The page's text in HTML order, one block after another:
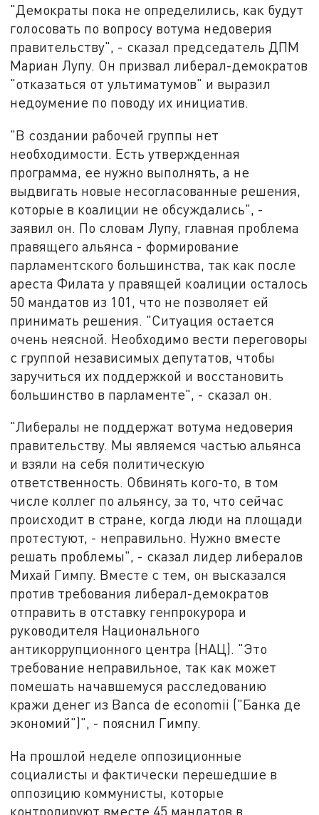
"Демократы пока не определились, как будут
голосовать по вопросу вотума недоверия
правительству", - сказал председатель ДПМ
Мариан Лупу. Он призвал либерал-демократов
"отказаться от ультиматумов" и выразил
недоумение по поводу их инициатив.
"В создании рабочей группы нет
необходимости. Есть утвержденная
программа, ее нужно выполнять, а не
выдвигать новые несогласованные решения,
которые в коалиции не обсуждались", -
заявил он. По словам Лупу, главная проблема
правящего альянса - формирование
парламентского большинства, так как после
ареста Филата у правящей коалиции осталось
50 мандатов из 101, что не позволяет ей
принимать решения. "Ситуация остается
очень неясной. Необходимо вести переговоры
с группой независимых депутатов, чтобы
заручиться их поддержкой и восстановить
большинство в парламенте", - сказал он.
"Либералы не поддержат вотума недоверия
правительству. Мы являемся частью альянса
и взяли на себя политическую
ответственность. Обвинять кого-то, в том
числе коллег по альянсу, за то, что сейчас
происходит в стране, когда люди на площади
протестуют, - неправильно. Нужно вместе
решать проблемы", - сказал лидер либералов
Михай Гимпу. Вместе с тем, он высказался
против требования либерал-демократов
отправить в отставку генпрокурора и
руководителя Национального
антикоррупционного центра (НАЦ). "Это
требование неправильное, так как может
помешать начавшемуся расследованию
кражи денег из Banca de economii ("Банка де
экономий")", - пояснил Гимпу.
На прошлой неделе оппозиционные
социалисты и фактически перешедшие в
оппозицию коммунисты, которые
контролируют вместе 45 мандатов в